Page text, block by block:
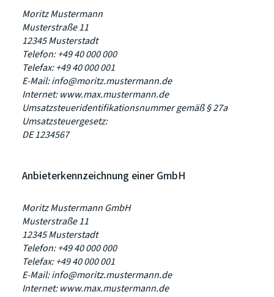
Moritz Mustermann
Musterstraße 11
12345 Musterstadt
Telefon: +49 40 000 000
Telefax: +49 40 000 001
E-Mail: info@moritz.mustermann.de
Internet: www.max.mustermann.de
Umsatzsteueridentifikationsnummer gemäß § 27a
Umsatzsteuergesetz:
DE 1234567
Anbieterkennzeichnung einer GmbH
Moritz Mustermann GmbH
Musterstraße 11
12345 Musterstadt
Telefon: +49 40 000 000
Telefax: +49 40 000 001
E-Mail: info@moritz.mustermann.de
Internet: www.max.mustermann.de